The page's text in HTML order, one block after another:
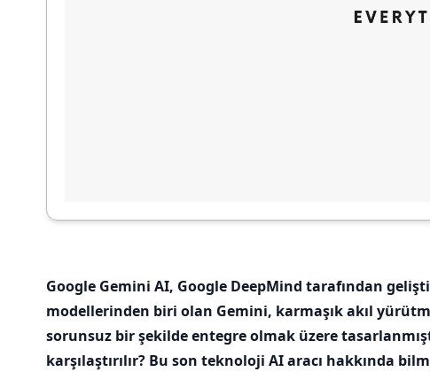
Google Gemini AI, Google DeepMind tarafından
modellerinden biri olan Gemini, karmaşık akıl
sorunsuz bir şekilde entegre olmak üzere
karşılaştırılır? Bu son teknoloji AI aracı hakkında